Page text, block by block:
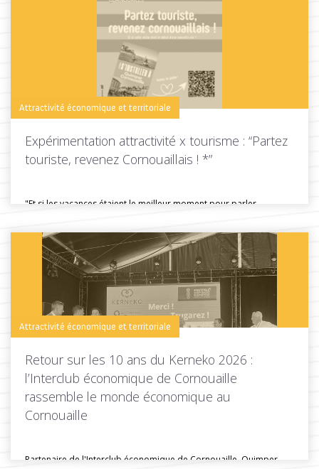
Attractivité économique et territoriale
Expérimentation attractivité x tourisme : “Partez
touriste, revenez Cornouaillais ! *”
"Et si les vacances étaient le meilleur moment pour parler
Toutes les actus de cette rubrique LIRE LA SUITE
Attractivité économique et territoriale
Retour sur les 10 ans du Kerneko 2026 :
l’Interclub économique de Cornouaille
rassemble le monde économique au
Cornouaille
Partenaire de l'Interclub économique de Cornouaille, Quimper